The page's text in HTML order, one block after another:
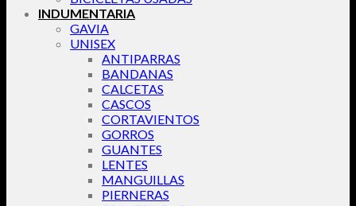
INDUMENTARIA
GAVIA
UNISEX
ANTIPARRAS
BANDANAS
CALCETAS
CASCOS
CORTAVIENTOS
GORROS
GUANTES
LENTES
MANGUILLAS
PIERNERAS